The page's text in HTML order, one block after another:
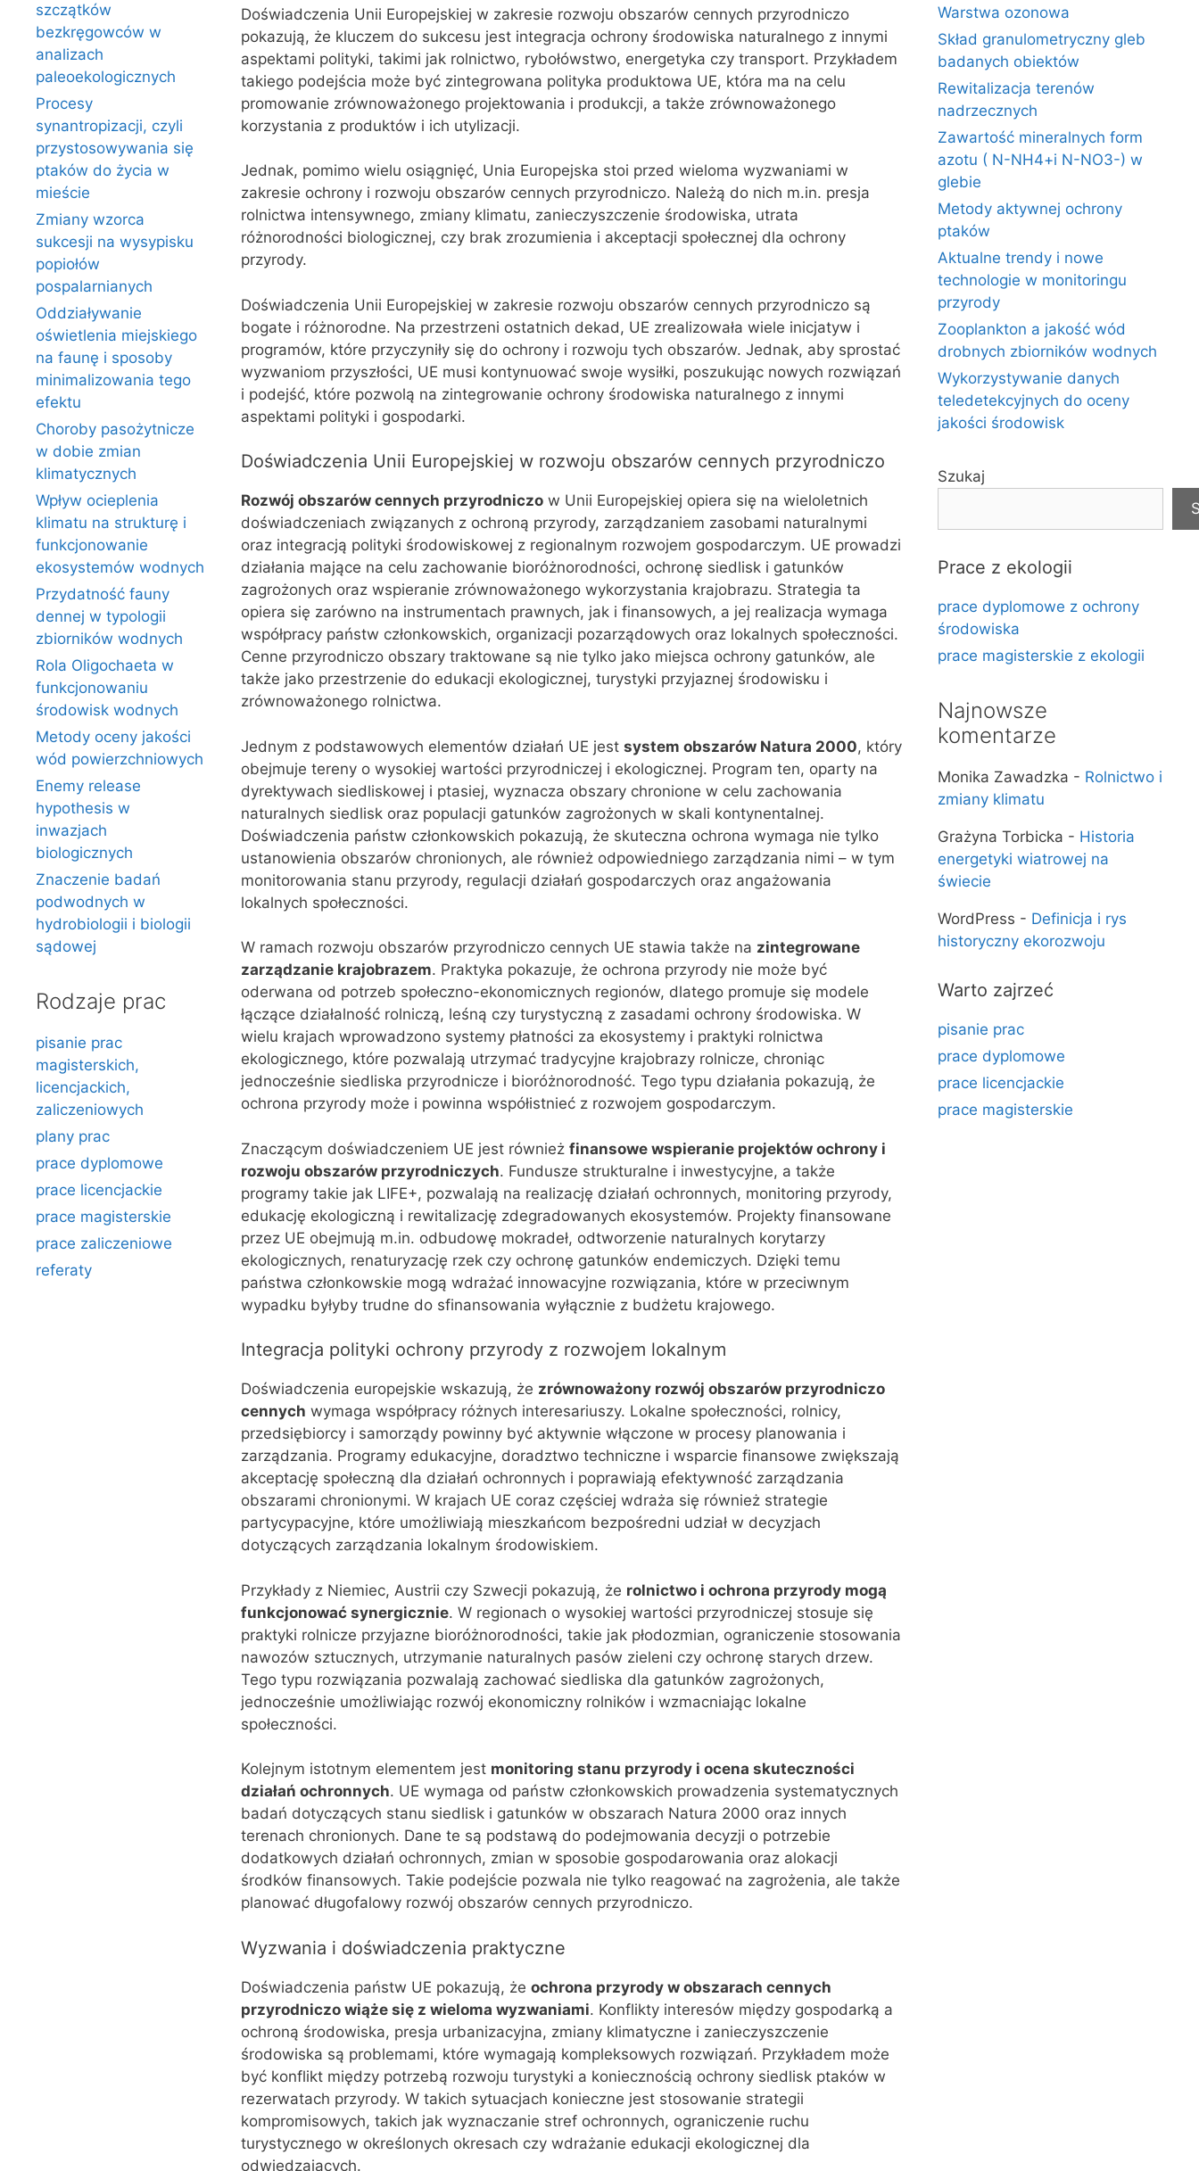
Doświadczenia Unii Europejskiej w zakresie rozwoju obszarów cennych przyrodniczo
pokazują, że kluczem do sukcesu jest integracja ochrony środowiska naturalnego z innymi
aspektami polityki, takimi jak rolnictwo, rybołówstwo, energetyka czy transport. Przykładem
takiego podejścia może być zintegrowana polityka produktowa UE, która ma na celu
promowanie zrównoważonego projektowania i produkcji, a także zrównoważonego
korzystania z produktów i ich utylizacji.
Jednak, pomimo wielu osiągnięć, Unia Europejska stoi przed wieloma wyzwaniami w
zakresie ochrony i rozwoju obszarów cennych przyrodniczo. Należą do nich m.in. presja
rolnictwa intensywnego, zmiany klimatu, zanieczyszczenie środowiska, utrata
różnorodności biologicznej, czy brak zrozumienia i akceptacji społecznej dla ochrony
przyrody.
Doświadczenia Unii Europejskiej w zakresie rozwoju obszarów cennych przyrodniczo są
bogate i różnorodne. Na przestrzeni ostatnich dekad, UE zrealizowała wiele inicjatyw i
programów, które przyczyniły się do ochrony i rozwoju tych obszarów. Jednak, aby sprostać
wyzwaniom przyszłości, UE musi kontynuować swoje wysiłki, poszukując nowych rozwiązań
i podejść, które pozwolą na zintegrowanie ochrony środowiska naturalnego z innymi
aspektami polityki i gospodarki.
Doświadczenia Unii Europejskiej w rozwoju obszarów cennych przyrodniczo
Rozwój obszarów cennych przyrodniczow Unii Europejskiej opiera się na wieloletnich
doświadczeniach związanych z ochroną przyrody, zarządzaniem zasobami naturalnymi
oraz integracją polityki środowiskowej z regionalnym rozwojem gospodarczym. UE prowadzi
działania mające na celu zachowanie bioróżnorodności, ochronę siedlisk i gatunków
zagrożonych oraz wspieranie zrównoważonego wykorzystania krajobrazu. Strategia ta
opiera się zarówno na instrumentach prawnych, jak i finansowych, a jej realizacja wymaga
współpracy państw członkowskich, organizacji pozarządowych oraz lokalnych społeczności.
Cenne przyrodniczo obszary traktowane są nie tylko jako miejsca ochrony gatunków, ale
także jako przestrzenie do edukacji ekologicznej, turystyki przyjaznej środowisku i
zrównoważonego rolnictwa.
Jednym z podstawowych elementów działań UE jest system obszarów Natura 2000, który
obejmuje tereny o wysokiej wartości przyrodniczej i ekologicznej. Program ten, oparty na
dyrektywach siedliskowej i ptasiej, wyznacza obszary chronione w celu zachowania
naturalnych siedlisk oraz populacji gatunków zagrożonych w skali kontynentalnej.
Doświadczenia państw członkowskich pokazują, że skuteczna ochrona wymaga nie tylko
ustanowienia obszarów chronionych, ale również odpowiedniego zarządzania nimi – w tym
monitorowania stanu przyrody, regulacji działań gospodarczych oraz angażowania
lokalnych społeczności.
W ramach rozwoju obszarów przyrodniczo cennych UE stawia także na zintegrowane
zarządzanie krajobrazem. Praktyka pokazuje, że ochrona przyrody nie może być
oderwana od potrzeb społeczno-ekonomicznych regionów, dlatego promuje się modele
łączące działalność rolniczą, leśną czy turystyczną z zasadami ochrony środowiska. W
wielu krajach wprowadzono systemy płatności za ekosystemy i praktyki rolnictwa
ekologicznego, które pozwalają utrzymać tradycyjne krajobrazy rolnicze, chroniąc
jednocześnie siedliska przyrodnicze i bioróżnorodność. Tego typu działania pokazują, że
ochrona przyrody może i powinna współistnieć z rozwojem gospodarczym.
Znaczącym doświadczeniem UE jest również finansowe wspieranie projektów ochrony i
rozwoju obszarów przyrodniczych. Fundusze strukturalne i inwestycyjne, a także
programy takie jak LIFE+, pozwalają na realizację działań ochronnych, monitoring przyrody,
edukację ekologiczną i rewitalizację zdegradowanych ekosystemów. Projekty finansowane
przez UE obejmują m.in. odbudowę mokradeł, odtworzenie naturalnych korytarzy
ekologicznych, renaturyzację rzek czy ochronę gatunków endemiczych. Dzięki temu
państwa członkowskie mogą wdrażać innowacyjne rozwiązania, które w przeciwnym
wypadku byłyby trudne do sfinansowania wyłącznie z budżetu krajowego.
Integracja polityki ochrony przyrody z rozwojem lokalnym
Doświadczenia europejskie wskazują, że zrównoważony rozwój obszarów przyrodniczo
cennych wymaga współpracy różnych interesariuszy. Lokalne społeczności, rolnicy,
przedsiębiorcy i samorządy powinny być aktywnie włączone w procesy planowania i
zarządzania. Programy edukacyjne, doradztwo techniczne i wsparcie finansowe zwiększają
akceptację społeczną dla działań ochronnych i poprawiają efektywność zarządzania
obszarami chronionymi. W krajach UE coraz częściej wdraża się również strategie
partycypacyjne, które umożliwiają mieszkańcom bezpośredni udział w decyzjach
dotyczących zarządzania lokalnym środowiskiem.
Przykłady z Niemiec, Austrii czy Szwecji pokazują, że rolnictwo i ochrona przyrody mogą
funkcjonować synergicznie. W regionach o wysokiej wartości przyrodniczej stosuje się
praktyki rolnicze przyjazne bioróżnorodności, takie jak płodozmian, ograniczenie stosowania
nawozów sztucznych, utrzymanie naturalnych pasów zieleni czy ochronę starych drzew.
Tego typu rozwiązania pozwalają zachować siedliska dla gatunków zagrożonych,
jednocześnie umożliwiając rozwój ekonomiczny rolników i wzmacniając lokalne
społeczności.
Kolejnym istotnym elementem jest monitoring stanu przyrody i ocena skuteczności
działań ochronnych. UE wymaga od państw członkowskich prowadzenia systematycznych
badań dotyczących stanu siedlisk i gatunków w obszarach Natura 2000 oraz innych
terenach chronionych. Dane te są podstawą do podejmowania decyzji o potrzebie
dodatkowych działań ochronnych, zmian w sposobie gospodarowania oraz alokacji
środków finansowych. Takie podejście pozwala nie tylko reagować na zagrożenia, ale także
planować długofalowy rozwój obszarów cennych przyrodniczo.
Wyzwania i doświadczenia praktyczne
Doświadczenia państw UE pokazują, że ochrona przyrody w obszarach cennych
przyrodniczo wiąże się z wieloma wyzwaniami. Konflikty interesów między gospodarką a
ochroną środowiska, presja urbanizacyjna, zmiany klimatyczne i zanieczyszczenie
środowiska są problemami, które wymagają kompleksowych rozwiązań. Przykładem może
być konflikt między potrzebą rozwoju turystyki a koniecznością ochrony siedlisk ptaków w
rezerwatach przyrody. W takich sytuacjach konieczne jest stosowanie strategii
kompromisowych, takich jak wyznaczanie stref ochronnych, ograniczenie ruchu
turystycznego w określonych okresach czy wdrażanie edukacji ekologicznej dla
odwiedzających.
szczątków
bezkręgowców w
analizach
paleoekologicznych
Procesy
synantropizacji, czyli
przystosowywania się
ptaków do życia w
mieście
Zmiany wzorca
sukcesji na wysypisku
popiołów
pospalarnianych
Oddziaływanie
oświetlenia miejskiego
na faunę i sposoby
minimalizowania tego
efektu
Choroby pasożytnicze
w dobie zmian
klimatycznych
Wpływ ocieplenia
klimatu na strukturę i
funkcjonowanie
ekosystemów wodnych
Przydatność fauny
dennej w typologii
zbiorników wodnych
Rola Oligochaeta w
funkcjonowaniu
środowisk wodnych
Metody oceny jakości
wód powierzchniowych
Enemy release
hypothesis w
inwazjach
biologicznych
Znaczenie badań
podwodnych w
hydrobiologii i biologii
sądowej
Rodzaje prac
pisanie prac
magisterskich,
licencjackich,
zaliczeniowych
plany prac
prace dyplomowe
prace licencjackie
prace magisterskie
prace zaliczeniowe
referaty
Warstwa ozonowa
Skład granulometryczny gleb
badanych obiektów
Rewitalizacja terenów
nadrzecznych
Zawartość mineralnych form
azotu ( N-NH4+i N-NO3-) w
glebie
Metody aktywnej ochrony
ptaków
Aktualne trendy i nowe
technologie w monitoringu
przyrody
Zooplankton a jakość wód
drobnych zbiorników wodnych
Wykorzystywanie danych
teledetekcyjnych do oceny
jakości środowisk
Szukaj
Prace z ekologii
prace dyplomowe z ochrony
środowiska
prace magisterskie z ekologii
Najnowsze
komentarze
Monika Zawadzka - Rolnictwo i
zmiany klimatu
Grażyna Torbicka - Historia
energetyki wiatrowej na
świecie
WordPress - Definicja i rys
historyczny ekorozwoju
Warto zajrzeć
pisanie prac
prace dyplomowe
prace licencjackie
prace magisterskie